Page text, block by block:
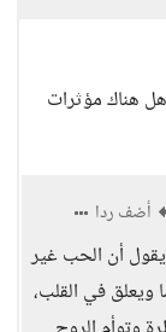
هناك مؤثرات
أضف ردا
أن الحب غير
ويعلق في القلب،